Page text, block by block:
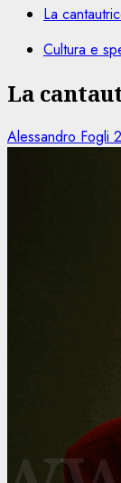
La
Cultura e
La
Alessandro Fogli